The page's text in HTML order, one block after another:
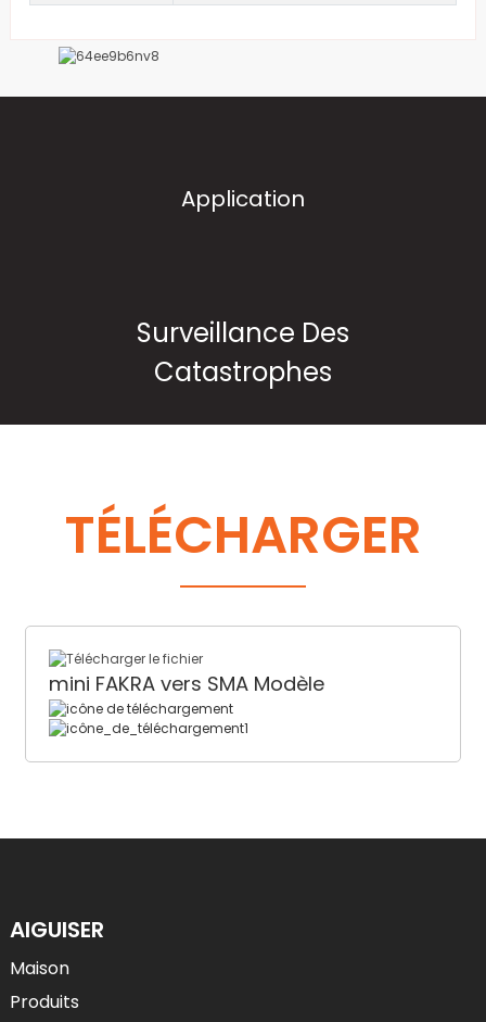
Application
Surveillance Des
Catastrophes
TÉLÉCHARGER
mini FAKRA vers SMA Modèle
AIGUISER
Maison
Produits